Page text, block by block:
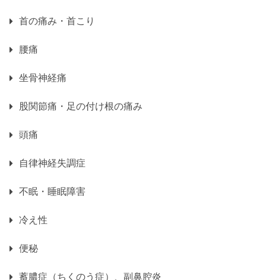
首の痛み・首こり
腰痛
坐骨神経痛
股関節痛・足の付け根の痛み
頭痛
自律神経失調症
不眠・睡眠障害
冷え性
便秘
蓄膿症（ちくのう症）、副鼻腔炎